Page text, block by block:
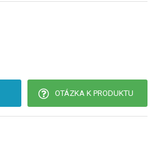
OTÁZKA K PRODUKTU